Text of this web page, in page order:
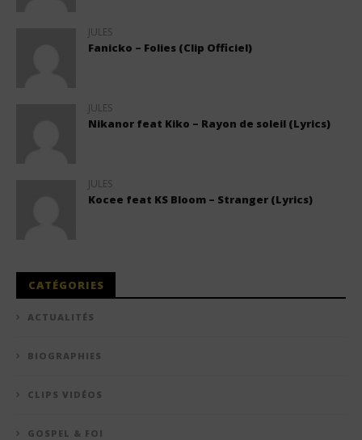
JULES
Fanicko – Folies (Clip Officiel)
JULES
Nikanor feat Kiko – Rayon de soleil (Lyrics)
JULES
Kocee feat KS Bloom – Stranger (Lyrics)
CATÉGORIES
ACTUALITÉS
BIOGRAPHIES
CLIPS VIDÉOS
GOSPEL & FOI